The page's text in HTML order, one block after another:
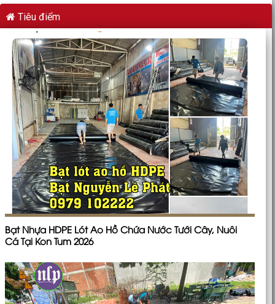
Tiêu điểm
Bạt Nhựa HDPE Lót Ao Hồ Chứa Nước Tưới Cây, Nuôi
Cá Tại Kon Tum 2026